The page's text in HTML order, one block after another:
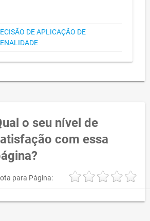
DE APLICAÇÃO DE
o seu nível de
com essa
para Página: